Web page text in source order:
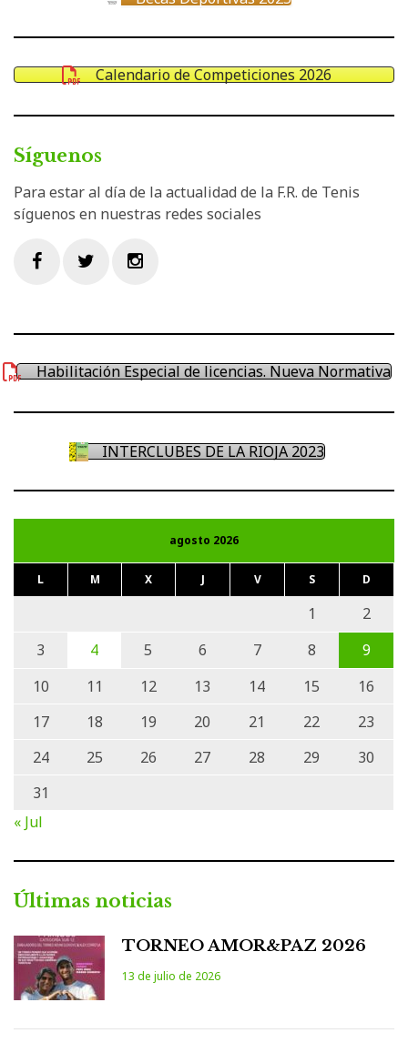
Calendario de Competiciones 2026
Síguenos
Para estar al día de la actualidad de la F.R. de Tenis
síguenos en nuestras redes sociales
Habilitación Especial de licencias. Nueva Normativa
INTERCLUBES DE LA RIOJA 2023
agosto 2026
L M X J V S D
1
2
3
4 5 6 7 8
9
10
11 12 13 14 15
16
17
18 19 20 21 22
23
24
25 26 27 28 29
30
31
« Jul
Últimas noticias
TORNEO AMOR&PAZ 2026
13 de julio de 2026